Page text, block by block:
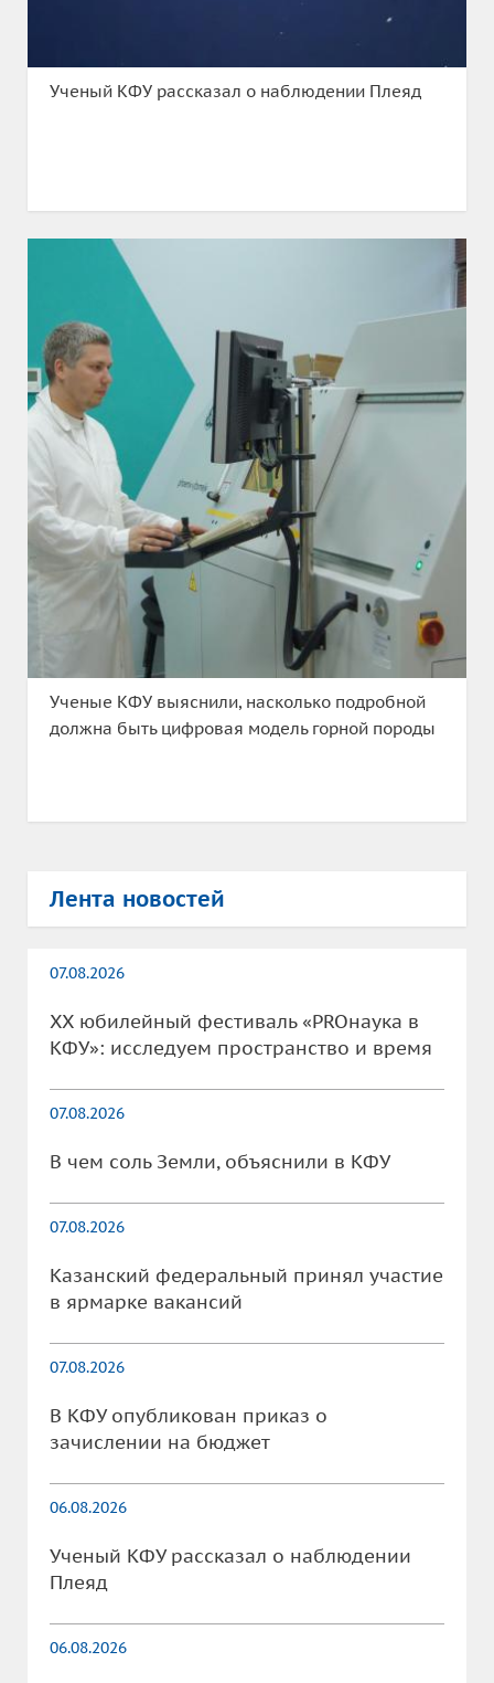
Ученый КФУ рассказал о наблюдении Плеяд
Ученые КФУ выяснили, насколько подробной
должна быть цифровая модель горной породы
Лента новостей
07.08.2026
XX юбилейный фестиваль «PROнаука в
КФУ»: исследуем пространство и время
07.08.2026
В чем соль Земли, объяснили в КФУ
07.08.2026
Казанский федеральный принял участие
в ярмарке вакансий
07.08.2026
В КФУ опубликован приказ о
зачислении на бюджет
06.08.2026
Ученый КФУ рассказал о наблюдении
Плеяд
06.08.2026